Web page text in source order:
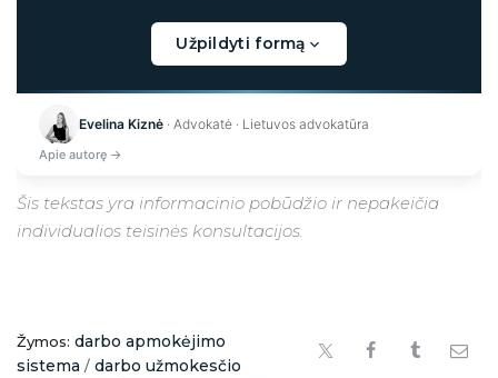
Užpildyti formą
Kraunama...
Evelina Kiznė · Advokatė · Lietuvos advokatūra
Apie autorę →
Šis tekstas yra informacinio pobūdžio ir nepakeičia
individualios teisinės konsultacijos.
Žymos: darbo apmokėjimo
sistema / darbo užmokesčio